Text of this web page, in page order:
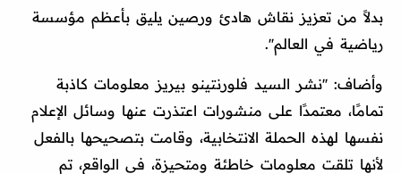
بدلاً من تعزيز نقاش هادئ ورصين يليق بأعظم مؤسسة
رياضية في العالم''.
وأضاف: ''نشر السيد فلورنتينو بيريز معلومات كاذبة
تمامًا، معتمدًا على منشورات اعتذرت عنها وسائل الإعلام
نفسها لهذه الحملة الانتخابية، وقامت بتصحيحها بالفعل
لأنها تلقت معلومات خاطئة ومتحيزة، في الواقع، تم